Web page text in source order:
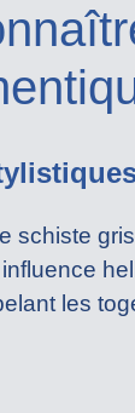
schiste
les